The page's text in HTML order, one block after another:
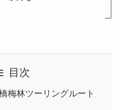
目次
梅林ツーリングルート